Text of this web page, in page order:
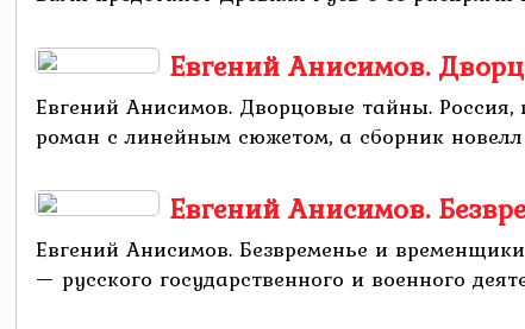
Евгений Анисимов.
Евгений Анисимов. Дворцовые тайны.
роман с линейным сюжетом, а сборник
Евгений Анисимов.
Евгений Анисимов. Безвременье и
— русского государственного и военного